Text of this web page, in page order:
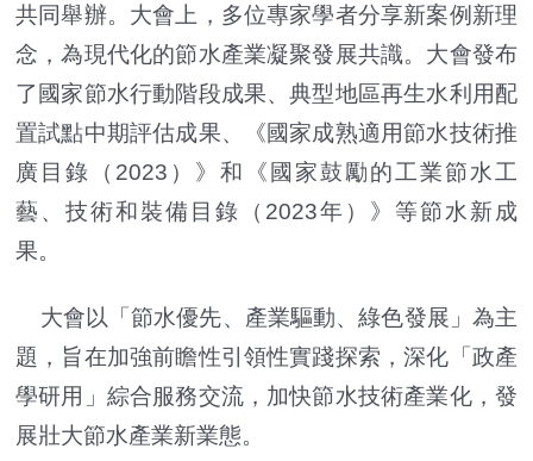
共同舉辦。大會上，多位專家學者分享新案例新理
念，為現代化的節水產業凝聚發展共識。大會發布
了國家節水行動階段成果、典型地區再生水利用配
置試點中期評估成果、《國家成熟適用節水技術推
廣目錄（2023）》和《國家鼓勵的工業節水工
藝、技術和裝備目錄（2023年）》等節水新成
果。
大會以「節水優先、產業驅動、綠色發展」為主
題，旨在加強前瞻性引領性實踐探索，深化「政產
學研用」綜合服務交流，加快節水技術產業化，發
展壯大節水產業新業態。